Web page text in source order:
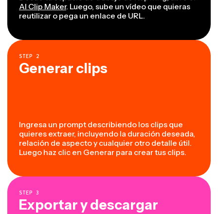
AI Clip Maker. Luego, sube un vídeo que quieras
reutilizar o pega un enlace de URL.
STEP 2
Generar clips
Ingresa un prompt describiendo los clips que
quieres extraer, incluyendo la duración deseada,
relación de aspecto y cualquier otro detalle útil.
Luego haz clic en Generar para crear tus clips.
STEP 3
Exportar y descargar